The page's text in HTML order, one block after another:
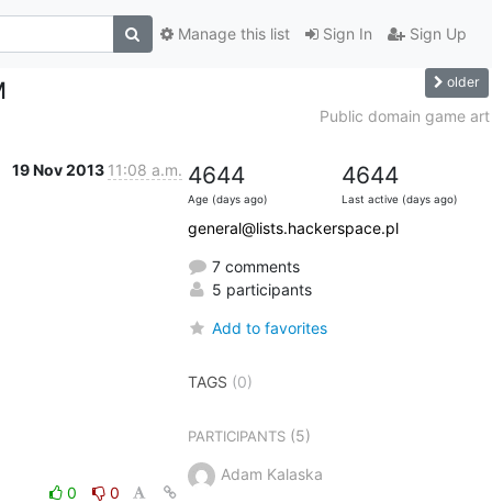
Sign In Sign Up
Manage this list
older
Public domain game art
19 Nov 2013 11:08 a.m.
0 0
4644
Age (days ago)
4644
Last active (days ago)
general@lists.hackerspace.pl
7 comments
5 participants
Add to favorites
TAGS (0)
PARTICIPANTS(5)
Adam Kalaska